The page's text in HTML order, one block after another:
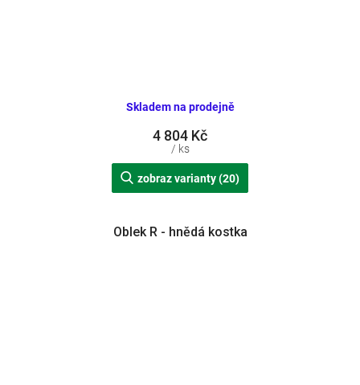
Skladem na prodejně
4 804 Kč
/ ks
zobraz varianty (20)
Oblek R - hnědá kostka